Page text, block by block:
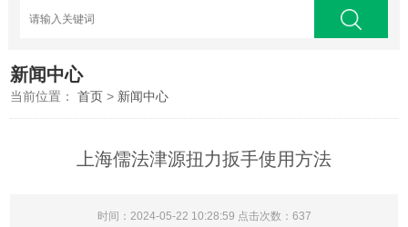
新闻中心
当前位置：首页 > 新闻中心
上海儒法津源扭力扳手使用方法
时间：2024-05-22 10:28:59 点击次数： 637